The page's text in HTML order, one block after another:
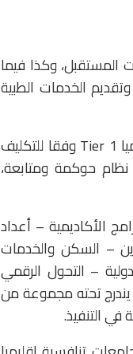
المستقبل، وكذا فيما
وتقديم الخدمات الطبية
واستعرض وزير التعليم العالي والبحث العلمي، نموذج التحول نحو جامعات مصرية رائدة عالميا Tier 1 وفقا للتكليف
حوكمة ومتابعة،
الأكاديمية – أعداد
– السكن والخدمات
– التحول الرقمي
يندرج تحته مجموعة من
في التنفيذ.